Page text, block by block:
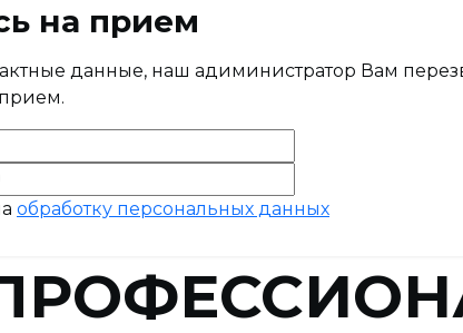
на прием
данные, наш адиминистратор Вам
обработку персональных данных